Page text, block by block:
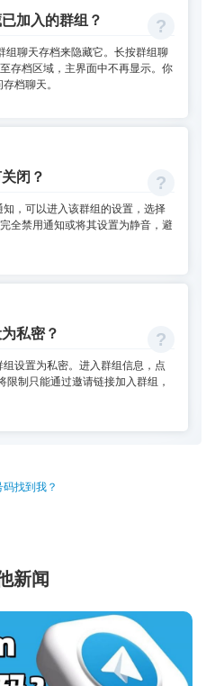
加入的群组？
组聊天存档来隐藏它。长按群组聊
存档区域，主界面中不再显示。你
档聊天。
闭？
，可以进入该群组的设置，选择
全禁用通知或将其设置为静音，避
私密？
设置为私密。进入群组信息，点
限制只能通过邀请链接加入群组，
找到我？
新闻